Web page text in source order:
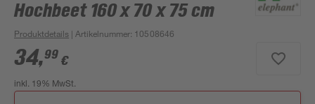
Hochbeet 160 x 70 x 75 cm
Produktdetails | Artikelnummer: 10508646
34,99 €
inkl. 19% MwSt.